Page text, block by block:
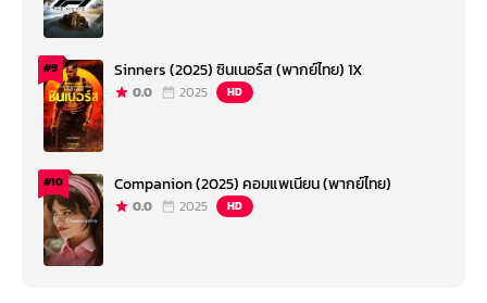
#9 Sinners (2025) ซินเนอร์ส (พากย์ไทย) 1X
0.0 2025 HD
#10 Companion (2025) คอมแพเนียน (พากย์ไทย)
0.0 2025 HD